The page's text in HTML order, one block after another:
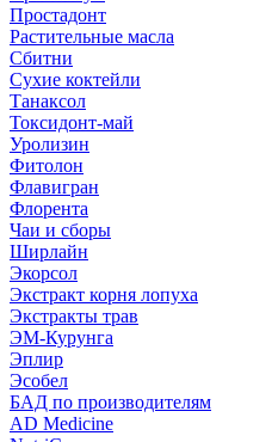
Простадонт
Растительные масла
Сбитни
Сухие коктейли
Танаксол
Токсидонт-май
Уролизин
Фитолон
Флавигран
Флорента
Чаи и сборы
Ширлайн
Экорсол
Экстракт корня лопуха
Экстракты трав
ЭМ-Курунга
Эплир
Эсобел
БАД по производителям
AD Medicine